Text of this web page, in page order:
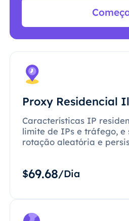
Proxy Residencial
Características IP
limite de IPs e tráfego, e
rotação aleatória e
$69.68/Dia